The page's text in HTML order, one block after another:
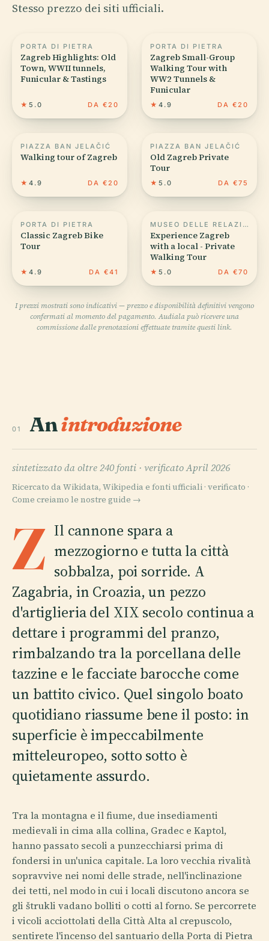
Stesso prezzo dei siti ufficiali.
PORTA DI PIETRA
Zagreb Highlights: Old
Town, WWII tunnels,
Funicular & Tastings
★ 5.0 DA €20
PORTA DI PIETRA
Zagreb Small-Group
Walking Tour with
WW2 Tunnels &
Funicular
★ 4.9 DA €20
PIAZZA BAN JELAČIĆ
Walking tour of Zagreb
★ 4.9 DA €20
PIAZZA BAN JELAČIĆ
Old Zagreb Private
Tour
★ 5.0 DA €75
PORTA DI PIETRA
Classic Zagreb Bike
Tour
★ 4.9 DA €41
MUSEO DELLE RELAZIONI INTERROTTE
Experience Zagreb
with a local - Private
Walking Tour
★ 5.0 DA €70
I prezzi mostrati sono indicativi — prezzo e disponibilità definitivi vengono
confermati al momento del pagamento. Audiala può ricevere una
commissione dalle prenotazioni effettuate tramite questi link.
01 Anintroduzione
sintetizzato da oltre 240 fonti · verificato April 2026
Ricercato da Wikidata, Wikipedia e fonti ufficiali · verificato ·
Come creiamo le nostre guide →
Z Il cannone spara a
mezzogiorno e tutta la città
sobbalza, poi sorride. A
Zagabria, in Croazia, un pezzo
d'artiglieria del XIX secolo continua a
dettare i programmi del pranzo,
rimbalzando tra la porcellana delle
tazzine e le facciate barocche come
un battito civico. Quel singolo boato
quotidiano riassume bene il posto: in
superficie è impeccabilmente
mitteleuropeo, sotto sotto è
quietamente assurdo.
Tra la montagna e il fiume, due insediamenti
medievali in cima alla collina, Gradec e Kaptol,
hanno passato secoli a punzecchiarsi prima di
fondersi in un'unica capitale. La loro vecchia rivalità
sopravvive nei nomi delle strade, nell'inclinazione
dei tetti, nel modo in cui i locali discutono ancora se
gli štrukli vadano bolliti o cotti al forno. Se percorrete
i vicoli acciottolati della Città Alta al crepuscolo,
sentirete l'incenso del santuario della Porta di Pietra